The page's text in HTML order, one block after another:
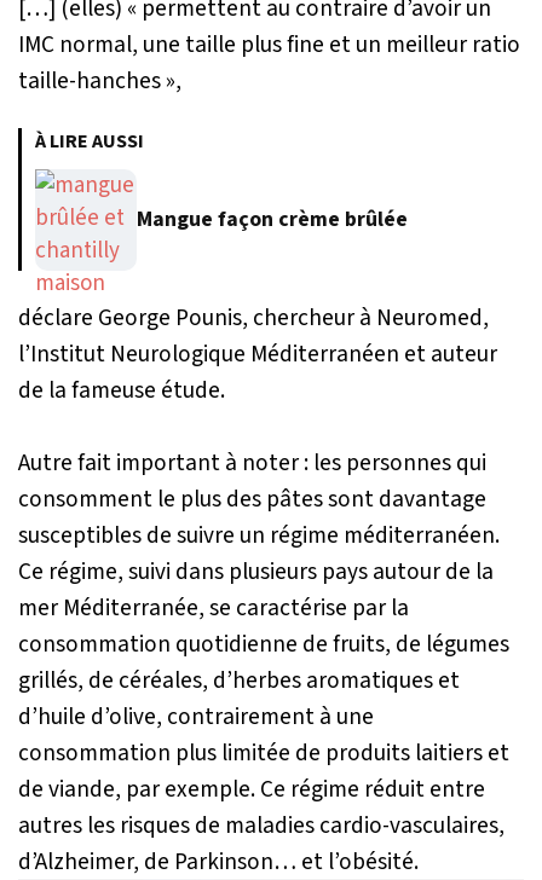
[…] (elles) « permettent au contraire d’avoir un
IMC normal, une taille plus fine et un meilleur ratio
taille-hanches »,
À LIRE AUSSI
Mangue façon crème brûlée
déclare George Pounis, chercheur à Neuromed,
l’Institut Neurologique Méditerranéen et auteur
de la fameuse étude.
Autre fait important à noter : les personnes qui
consomment le plus des pâtes sont davantage
susceptibles de suivre un régime méditerranéen.
Ce régime, suivi dans plusieurs pays autour de la
mer Méditerranée, se caractérise par la
consommation quotidienne de fruits, de légumes
grillés, de céréales, d’herbes aromatiques et
d’huile d’olive, contrairement à une
consommation plus limitée de produits laitiers et
de viande, par exemple. Ce régime réduit entre
autres les risques de maladies cardio-vasculaires,
d’Alzheimer, de Parkinson… et l’obésité.